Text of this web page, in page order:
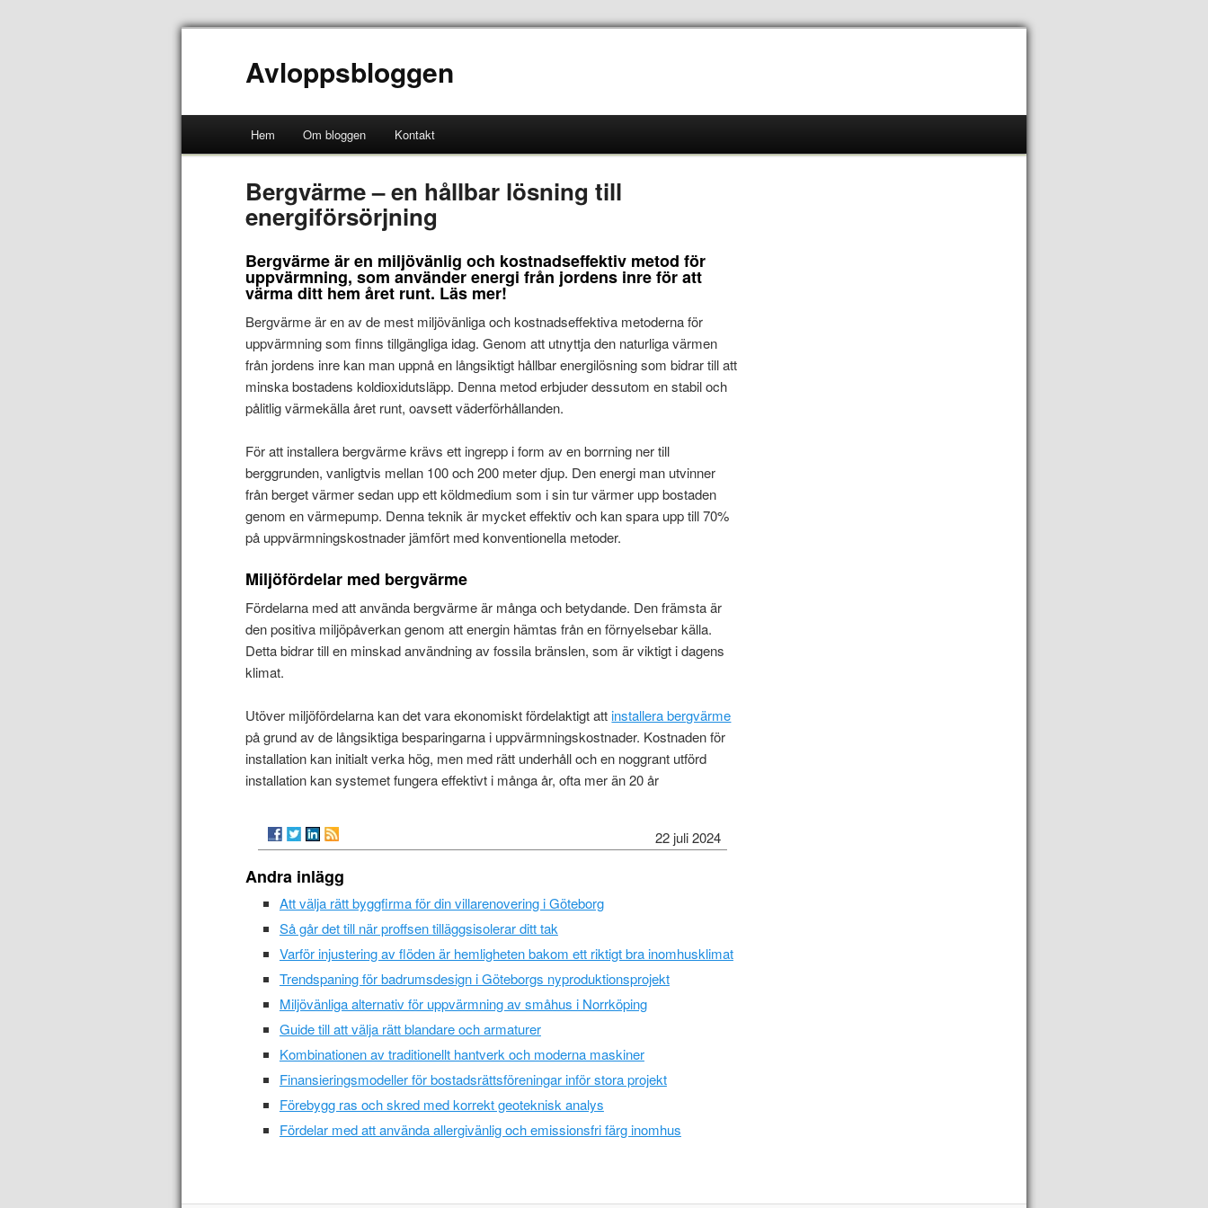
Avloppsbloggen
Hem Om bloggen Kontakt
Bergvärme – en hållbar lösning till
energiförsörjning
Bergvärme är en miljövänlig och kostnadseffektiv metod för
uppvärmning, som använder energi från jordens inre för att
värma ditt hem året runt. Läs mer!
Bergvärme är en av de mest miljövänliga och kostnadseffektiva metoderna för
uppvärmning som finns tillgängliga idag. Genom att utnyttja den naturliga värmen
från jordens inre kan man uppnå en långsiktigt hållbar energilösning som bidrar till att
minska bostadens koldioxidutsläpp. Denna metod erbjuder dessutom en stabil och
pålitlig värmekälla året runt, oavsett väderförhållanden.
För att installera bergvärme krävs ett ingrepp i form av en borrning ner till
berggrunden, vanligtvis mellan 100 och 200 meter djup. Den energi man utvinner
från berget värmer sedan upp ett köldmedium som i sin tur värmer upp bostaden
genom en värmepump. Denna teknik är mycket effektiv och kan spara upp till 70%
på uppvärmningskostnader jämfört med konventionella metoder.
Miljöfördelar med bergvärme
Fördelarna med att använda bergvärme är många och betydande. Den främsta är
den positiva miljöpåverkan genom att energin hämtas från en förnyelsebar källa.
Detta bidrar till en minskad användning av fossila bränslen, som är viktigt i dagens
klimat.
Utöver miljöfördelarna kan det vara ekonomiskt fördelaktigt attinstallera bergvärme
på grund av de långsiktiga besparingarna i uppvärmningskostnader. Kostnaden för
installation kan initialt verka hög, men med rätt underhåll och en noggrant utförd
installation kan systemet fungera effektivt i många år, ofta mer än 20 år
22 juli 2024
Andra inlägg
Att välja rätt byggfirma för din villarenovering i Göteborg
Så går det till när proffsen tilläggsisolerar ditt tak
Varför injustering av flöden är hemligheten bakom ett riktigt bra inomhusklimat
Trendspaning för badrumsdesign i Göteborgs nyproduktionsprojekt
Miljövänliga alternativ för uppvärmning av småhus i Norrköping
Guide till att välja rätt blandare och armaturer
Kombinationen av traditionellt hantverk och moderna maskiner
Finansieringsmodeller för bostadsrättsföreningar inför stora projekt
Förebygg ras och skred med korrekt geoteknisk analys
Fördelar med att använda allergivänlig och emissionsfri färg inomhus